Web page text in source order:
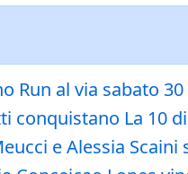
Run al via sabato
conquistano La 10
e Alessia